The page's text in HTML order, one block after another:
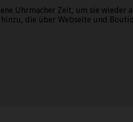
Uhrmacher Zeit, um sie
die über Webseite und